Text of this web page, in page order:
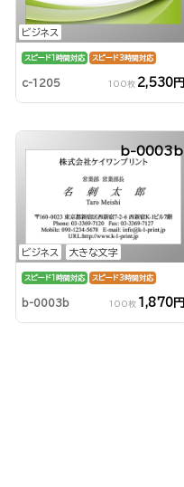
ビジネス
スピード1時間対応 スピード3時間対応
c-1205 100枚 2,530円
ビジネス 大きな文字
b-0003b
スピード1時間対応 スピード3時間対応
b-0003b 100枚 1,870円